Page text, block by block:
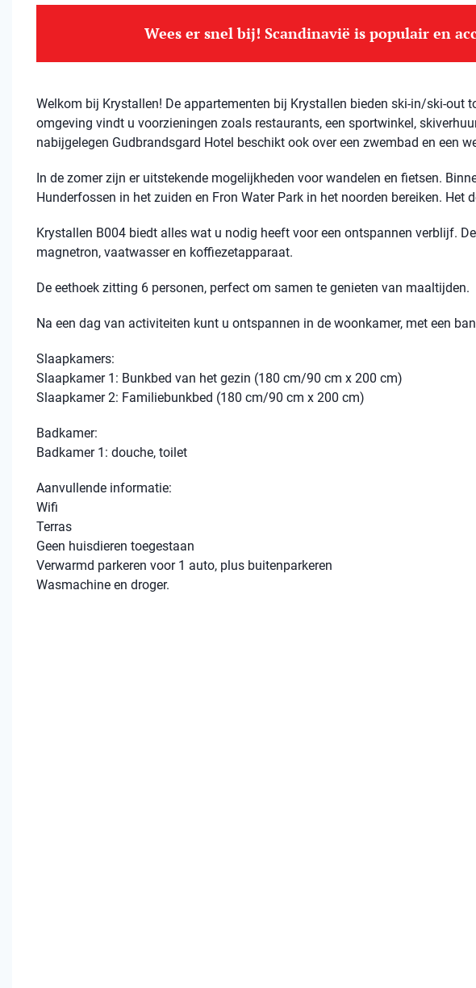
Wees er snel bij! Scandinavië is populair en
Welkom bij Krystallen! De appartementen bij Krystallen bieden ski-in/ski-out
omgeving vindt u voorzieningen zoals restaurants, een sportwinkel,
nabijgelegen Gudbrandsgard Hotel beschikt ook over een zwembad en een
In de zomer zijn er uitstekende mogelijkheden voor wandelen en fietsen.
Hunderfossen in het zuiden en Fron Water Park in het noorden bereiken. Het
Krystallen B004 biedt alles wat u nodig heeft voor een ontspannen verblijf.
magnetron, vaatwasser en koffiezetapparaat.
De eethoek zitting 6 personen, perfect om samen te genieten van maaltijden.
Na een dag van activiteiten kunt u ontspannen in de woonkamer, met een
Slaapkamers:
Slaapkamer 1: Bunkbed van het gezin (180 cm/90 cm x 200 cm)
Slaapkamer 2: Familiebunkbed (180 cm/90 cm x 200 cm)
Badkamer:
Badkamer 1: douche, toilet
Aanvullende informatie:
Wifi
Terras
Geen huisdieren toegestaan
Verwarmd parkeren voor 1 auto, plus buitenparkeren
Wasmachine en droger.